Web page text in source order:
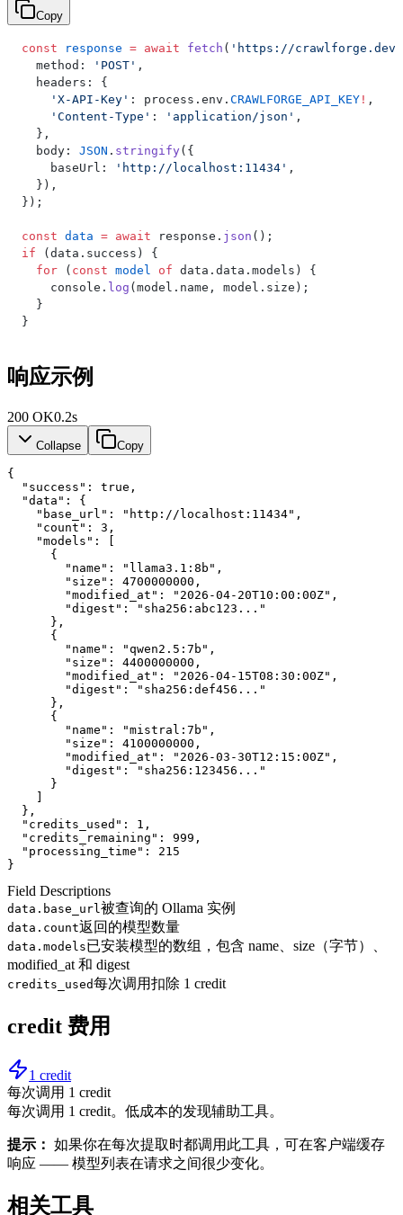
Copy
const response = await fetch ( 'https://
  method:
'POST' ,
  headers: {
    'X-API-Key'
: process.env. CRAWLFORGE_API_KEY ! ,
    'Content-Type'
: 'application/json' ,
  },
  body:
JSON . stringify({
    baseUrl:
'http://localhost:11434' ,
  }),
});
const data = await response. json ();
if (data.success) {
  for
( const model of data.data.models) {
    console.
log (model.name, model.size);
  }
}
响应示例
200 OK0.2s
Collapse Copy
{
"success" : true ,
"data" : {
"base_url" : "http://localhost:11434" ,
"count" : 3 ,
"models" : [
      {
"name" : "llama3.1:8b" ,
"size" : 4700000000 ,
"modified_at" : "2026-04-20T10:00:00Z" ,
"digest" :
"sha256:abc123..."
      },
      {
"name" : "qwen2.5:7b" ,
"size" : 4400000000 ,
"modified_at" : "2026-04-15T08:30:00Z" ,
"digest" :
"sha256:def456..."
      },
      {
"name" : "mistral:7b" ,
"size" : 4100000000 ,
"modified_at" : "2026-03-30T12:15:00Z" ,
"digest" :
"sha256:123456..."
      }
  },
"credits_used" : 1 ,
"credits_remaining" : 999 ,
"processing_time" : 215
}
Field Descriptions
data.base_url被查询的 Ollama 实例
data.count返回的模型数量
data.models已安装模型的数组，包含 name、size（字节）、
modified_at 和 digest
credits_used每次调用扣除 1 credit
credit 费用
1 credit
每次调用 1 credit
每次调用 1 credit。低成本的发现辅助工具。
提示： 如果你在每次提取时都调用此工具，可在客户端缓存
响应 —— 模型列表在请求之间很少变化。
相关工具